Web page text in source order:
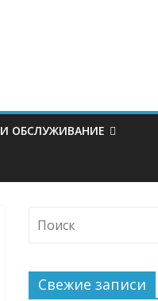
ОБСЛУЖИВАНИЕ
Свежие записи